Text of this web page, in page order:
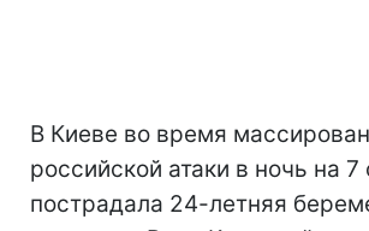
В Киеве во время
российской атаки в ночь на 7
пострадала 24-летняя